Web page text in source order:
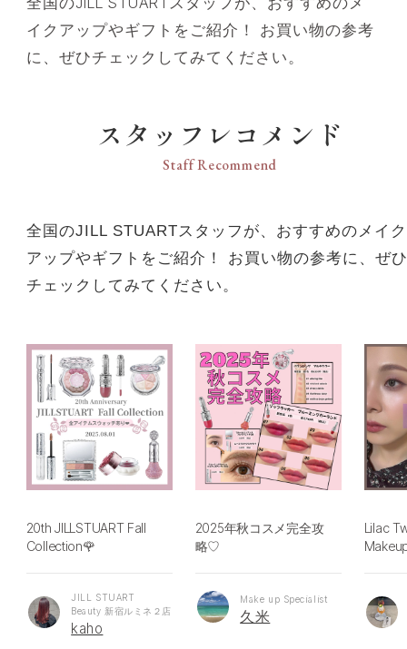
イクアップやギフトをご紹介！ お買い物の参考
に、ぜひチェックしてみてください。
スタッフレコメンド
Staff Recommend
全国のJILL STUARTスタッフが、おすすめのメイク
アップやギフトをご紹介！ お買い物の参考に、ぜひ
チェックしてみてください。
20th JILLSTUART Fall
Collection🌹
JILL STUART
Beauty 新宿ルミネ２店
kaho
2025年秋コスメ完全攻
略♡
Make up Specialist
久米
Lilac